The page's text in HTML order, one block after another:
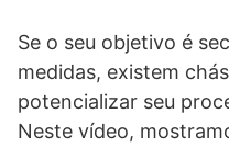
Se o seu objetivo é
medidas, existem
potencializar seu
Neste vídeo,